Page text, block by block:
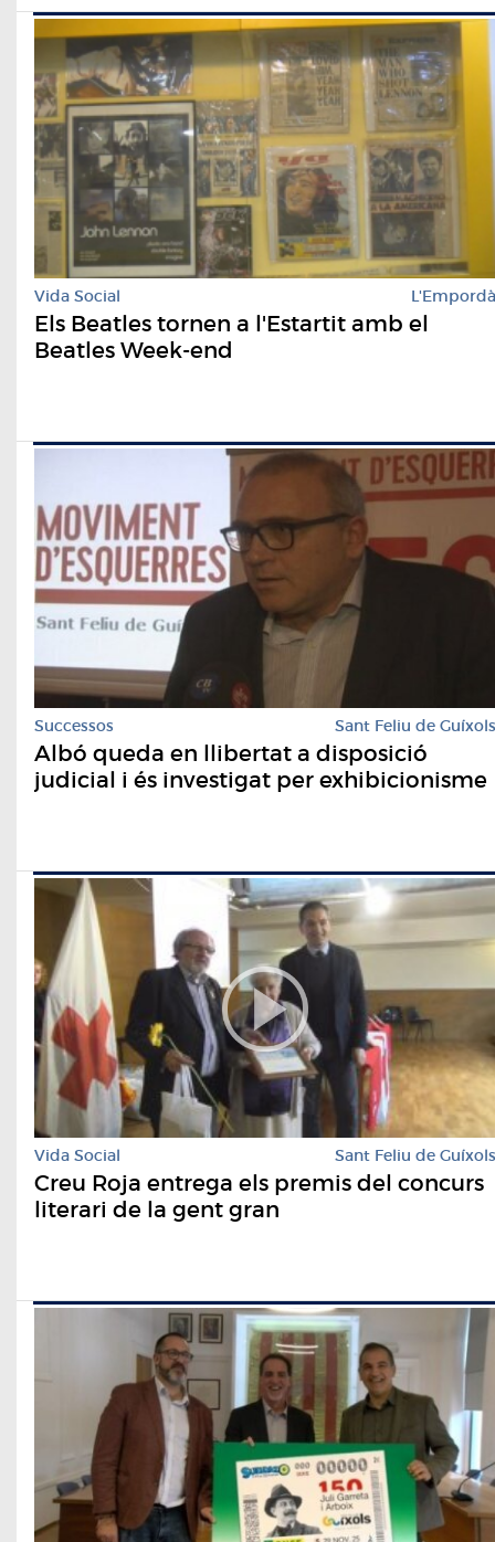
Vida Social L'Empordà
Els Beatles tornen a l'Estartit amb el
Beatles Week-end
Successos Sant Feliu de Guíxols
Albó queda en llibertat a disposició
judicial i és investigat per exhibicionisme
Vida Social Sant Feliu de Guíxols
Creu Roja entrega els premis del concurs
literari de la gent gran